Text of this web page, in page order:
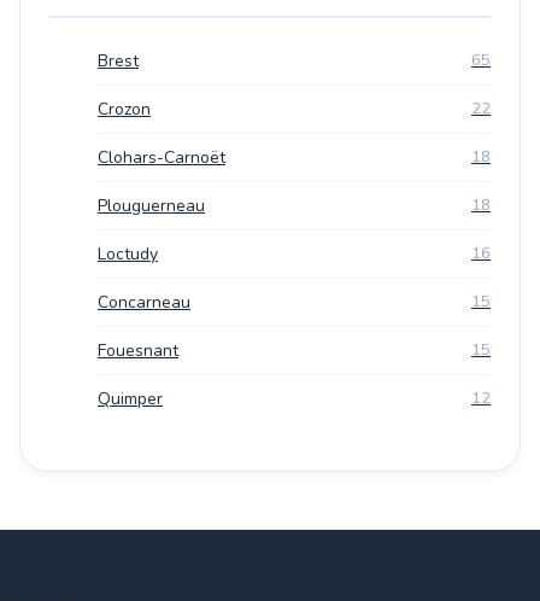
Brest 65
Crozon 22
Clohars-Carnoët 18
Plouguerneau 18
Loctudy 16
Concarneau 15
Fouesnant 15
Quimper 12